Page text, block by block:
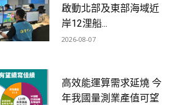
啟動北部及東部海域近
岸12浬船...
2026-08-07
高效能運算需求延燒 今
年我國量測業產值可望